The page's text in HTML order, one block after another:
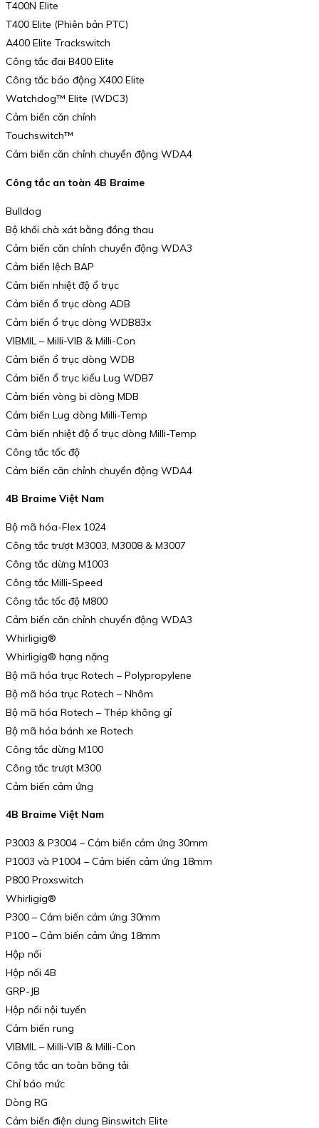
T400N Elite
T400 Elite (Phiên bản PTC)
A400 Elite Trackswitch
Công tắc đai B400 Elite
Công tắc báo động X400 Elite
Watchdog™ Elite (WDC3)
Cảm biến căn chỉnh
Touchswitch™
Cảm biến căn chỉnh chuyển động WDA4
Công tắc an toàn 4B Braime
Bulldog
Bộ khối chà xát bằng đồng thau
Cảm biến căn chỉnh chuyển động WDA3
Cảm biến lệch BAP
Cảm biến nhiệt độ ổ trục
Cảm biến ổ trục dòng ADB
Cảm biến ổ trục dòng WDB83x
VIBMIL – Milli-VIB & Milli-Con
Cảm biến ổ trục dòng WDB
Cảm biến ổ trục kiểu Lug WDB7
Cảm biến vòng bi dòng MDB
Cảm biến Lug dòng Milli-Temp
Cảm biến nhiệt độ ổ trục dòng Milli-Temp
Công tắc tốc độ
Cảm biến căn chỉnh chuyển động WDA4
4B Braime Việt Nam
Bộ mã hóa-Flex 1024
Công tắc trượt M3003, M3008 & M3007
Công tắc dừng M1003
Công tắc Milli-Speed
Công tắc tốc độ M800
Cảm biến căn chỉnh chuyển động WDA3
Whirligig®
Whirligig® hạng nặng
Bộ mã hóa trục Rotech – Polypropylene
Bộ mã hóa trục Rotech – Nhôm
Bộ mã hóa Rotech – Thép không gỉ
Bộ mã hóa bánh xe Rotech
Công tắc dừng M100
Công tắc trượt M300
Cảm biến cảm ứng
4B Braime Việt Nam
P3003 & P3004 – Cảm biến cảm ứng 30mm
P1003 và P1004 – Cảm biến cảm ứng 18mm
P800 Proxswitch
Whirligig®
P300 – Cảm biến cảm ứng 30mm
P100 – Cảm biến cảm ứng 18mm
Hộp nối
Hộp nối 4B
GRP-JB
Hộp nối nội tuyến
Cảm biến rung
VIBMIL – Milli-VIB & Milli-Con
Công tắc an toàn băng tải
Chỉ báo mức
Dòng RG
Cảm biến điện dung Binswitch Elite